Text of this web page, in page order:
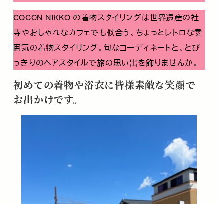
COCON NIKKO の着物スタイリングは世界遺産の社
寺やおしゃれなカフェでも似合う、ちょっとレトロな雰
囲気の着物スタイリング。旬なコーディネートと、とび
っきりのヘアスタイルで旅の思い出を飾りませんか。
初めての着物や浴衣に皆様素敵な笑顔で
お出かけです。